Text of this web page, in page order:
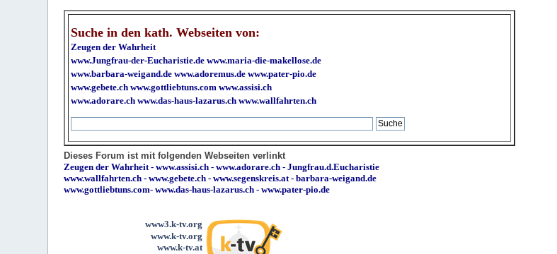
Suche in den kath. Webseiten von:
Zeugen der Wahrheit
www.Jungfrau-der-Eucharistie.de www.maria-die-makellose.de
www.barbara-weigand.de www.adoremus.de www.pater-pio.de
www.gebete.ch www.gottliebtuns.com www.assisi.ch
www.adorare.ch www.das-haus-lazarus.ch www.wallfahrten.ch
Dieses Forum ist mit folgenden Webseiten verlinkt
Zeugen der Wahrheit-www.assisi.ch -www.adorare.ch -Jungfrau.d.Eucharistie
www.wallfahrten.ch -www.gebete.ch -www.segenskreis.at-barbara-weigand.de
www.gottliebtuns.com-www.das-haus-lazarus.ch - www.pater-pio.de
www3.k-tv.org
www.k-tv.org
www.k-tv.at